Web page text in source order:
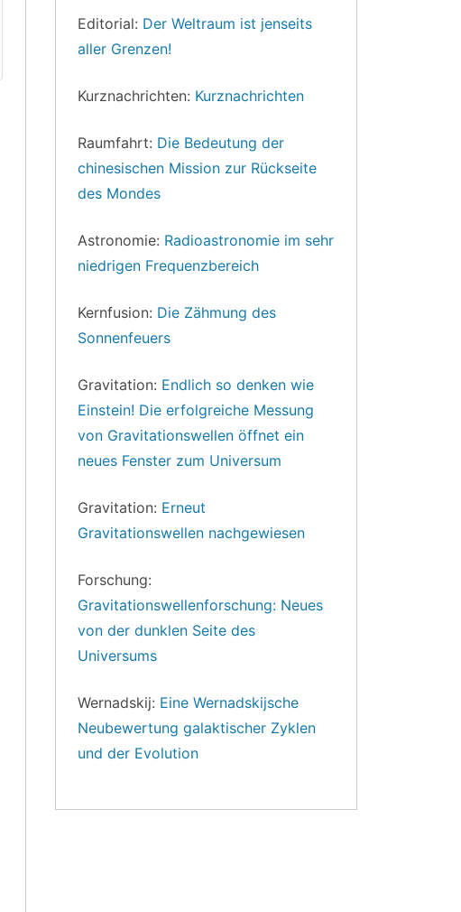
Editorial: Der Weltraum ist jenseits
aller Grenzen!
Kurznachrichten: Kurznachrichten
Raumfahrt: Die Bedeutung der
chinesischen Mission zur Rückseite
des Mondes
Astronomie: Radioastronomie im sehr
niedrigen Frequenzbereich
Kernfusion: Die Zähmung des
Sonnenfeuers
Gravitation: Endlich so denken wie
Einstein! Die erfolgreiche Messung
von Gravitationswellen öffnet ein
neues Fenster zum Universum
Gravitation: Erneut
Gravitationswellen nachgewiesen
Forschung:
Gravitationswellenforschung: Neues
von der dunklen Seite des
Universums
Wernadskij: Eine Wernadskijsche
Neubewertung galaktischer Zyklen
und der Evolution